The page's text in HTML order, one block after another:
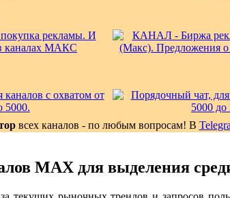
всех каналов - по любым вопросам! В
MAX для выделения